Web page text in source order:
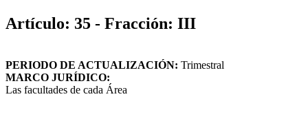
Artículo: 35 - Fracción: III
PERIODO DE ACTUALIZACIÓN: Trimestral
MARCO JURÍDICO:
Las facultades de cada Área